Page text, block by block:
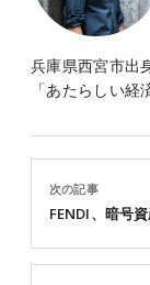
兵庫県西宮市出
「あたらしい経
次の記事
FENDI、暗号